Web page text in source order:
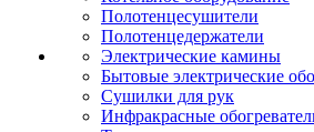
Полотенцесушители
Полотенцедержатели
Электрические камины
Бытовые электрические
Сушилки для рук
Инфракрасные